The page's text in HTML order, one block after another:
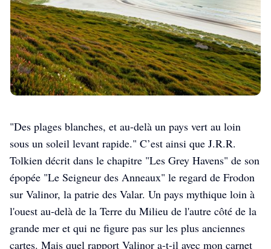
"Des plages blanches, et au-delà un pays vert au loin
sous un soleil levant rapide." C’est ainsi que J.R.R.
Tolkien décrit dans le chapitre "Les Grey Havens" de son
épopée "Le Seigneur des Anneaux" le regard de Frodon
sur Valinor, la patrie des Valar. Un pays mythique loin à
l'ouest au-delà de la Terre du Milieu de l'autre côté de la
grande mer et qui ne figure pas sur les plus anciennes
cartes. Mais quel rapport Valinor a-t-il avec mon carnet